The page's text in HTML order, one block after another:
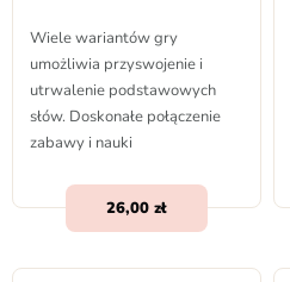
Wiele wariantów gry
umożliwia przyswojenie i
utrwalenie podstawowych
słów. Doskonałe połączenie
zabawy i nauki
26,00